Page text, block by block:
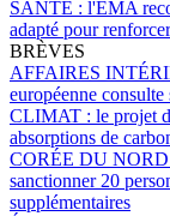
SANTÉ : l'EMA
adapté pour
BRÈVES
AFFAIRES
européenne
CLIMAT : le projet
absorptions de
CORÉE DU
sanctionner 20
supplémentaires